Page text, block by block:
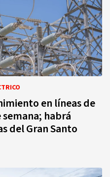
en líneas de
habrá
del Gran Santo